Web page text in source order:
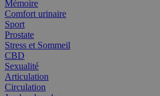
Mémoire
Comfort urinaire
Sport
Prostate
Stress et Sommeil
CBD
Sexualité
Articulation
Circulation